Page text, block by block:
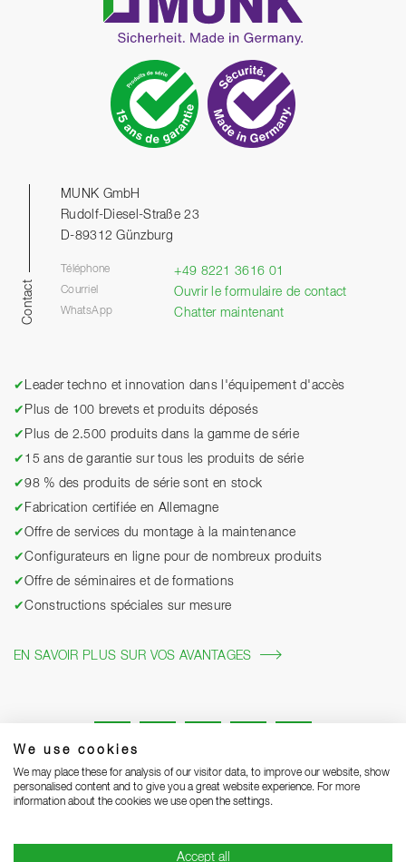
We use cookies
We may place these for analysis of our visitor data, to improve our website, show
personalised content and to give you a great website experience. For more
information about the cookies we use open the settings.
Accept all
Contact
MUNK GmbH
Rudolf-Diesel-Straße 23
D-89312 Günzburg
Téléphone +49 8221 3616 01
Courriel Ouvrir le formulaire de contact
WhatsApp Chatter maintenant
✔ Leader techno et innovation dans l'équipement d'accès
✔ Plus de 100 brevets et produits déposés
✔ Plus de 2.500 produits dans la gamme de série
✔ 15 ans de garantie sur tous les produits de série
✔98 % des produits de série sont en stock
✔ Fabrication certifiée en Allemagne
✔Offre de services du montage à la maintenance
✔Configurateurs en ligne pour de nombreux produits
✔Offre de séminaires et de formations
✔Constructions spéciales sur mesure
EN SAVOIR PLUS SUR VOS AVANTAGES
Mentions légales Protection des données Grounding Page